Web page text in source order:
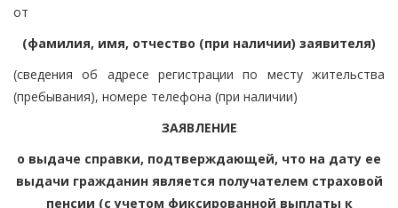
от
(фамилия, имя, отчество (при наличии) заявителя)
(сведения об адресе регистрации по месту жительства
(пребывания), номере телефона (при наличии)
ЗАЯВЛЕНИЕ
о выдаче справки, подтверждающей, что на дату ее
выдачи гражданин является получателем страховой
пенсии (с учетом фиксированной выплаты к